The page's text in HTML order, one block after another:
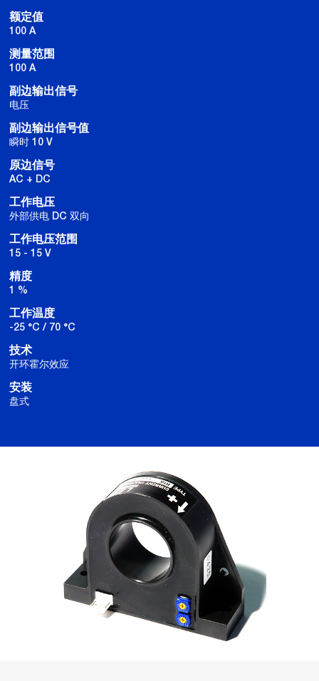
额定值
100 A
测量范围
100 A
副边输出信号
电压
副边输出信号值
瞬时 10 V
原边信号
AC + DC
工作电压
外部供电 DC 双向
工作电压范围
15 - 15 V
精度
1 %
工作温度
-25 °C / 70 °C
技术
开环霍尔效应
安装
盘式